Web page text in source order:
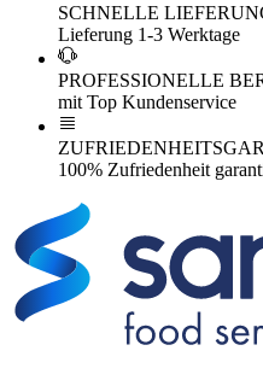
SCHNELLE
Lieferung 1-3 Werktage
PROFESSIONELLE
mit Top Kundenservice
100% Zufriedenheit